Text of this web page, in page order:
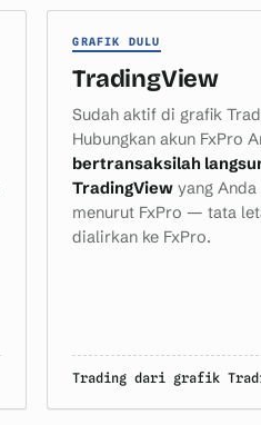
GRAFIK DULU
TradingView
Sudah aktif di grafik
Hubungkan akun FxPro
bertransaksilah
TradingView yang
menurut FxPro — tata
dialirkan ke FxPro.
Trading dari grafik